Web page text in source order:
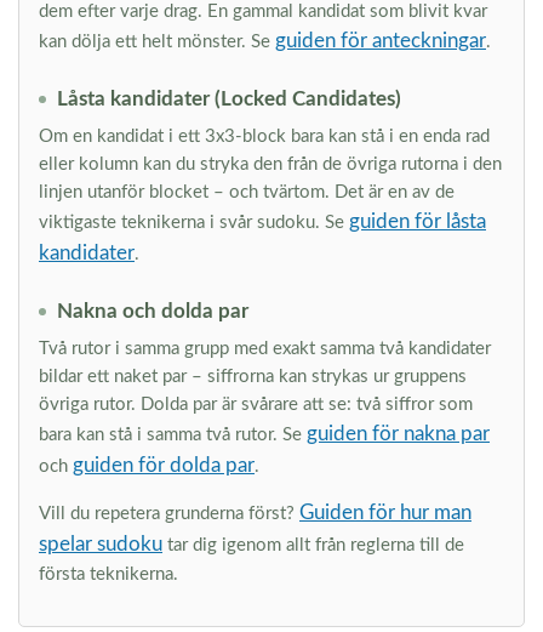
dem efter varje drag. En gammal kandidat som blivit kvar
kan dölja ett helt mönster. Se guiden för anteckningar.
Låsta kandidater (Locked Candidates)
Om en kandidat i ett 3x3-block bara kan stå i en enda rad
eller kolumn kan du stryka den från de övriga rutorna i den
linjen utanför blocket – och tvärtom. Det är en av de
viktigaste teknikerna i svår sudoku. Se guiden för låsta
kandidater.
Nakna och dolda par
Två rutor i samma grupp med exakt samma två kandidater
bildar ett naket par – siffrorna kan strykas ur gruppens
övriga rutor. Dolda par är svårare att se: två siffror som
bara kan stå i samma två rutor. Se guiden för nakna par
och guiden för dolda par.
Vill du repetera grunderna först? Guiden för hur man
spelar sudoku tar dig igenom allt från reglerna till de
första teknikerna.